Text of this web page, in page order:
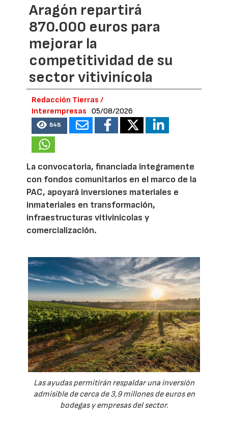
Aragón repartirá
870.000 euros para
mejorar la
competitividad de su
sector vitivinícola
Redacción Tierras /
Interempresas
05/08/2026
848
La convocatoria, financiada íntegramente
con fondos comunitarios en el marco de la
PAC, apoyará inversiones materiales e
inmateriales en transformación,
infraestructuras vitivinícolas y
comercialización.
Las ayudas permitirán respaldar una inversión
admisible de cerca de 3,9 millones de euros en
bodegas y empresas del sector.